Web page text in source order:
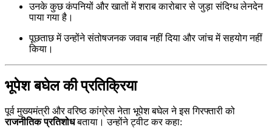
उनके कुछ कंपनियों और खातों में शराब कारोबार से जुड़ा संदिग्ध लेनदेन
पाया गया है।
पूछताछ में उन्होंने संतोषजनक जवाब नहीं दिया और जांच में सहयोग नहीं
किया।
भूपेश बघेल की प्रतिक्रिया
पूर्व मुख्यमंत्री और वरिष्ठ कांग्रेस नेता भूपेश बघेल ने इस गिरफ्तारी को
राजनीतिक प्रतिशोधबताया। उन्होंने ट्वीट कर कहा: